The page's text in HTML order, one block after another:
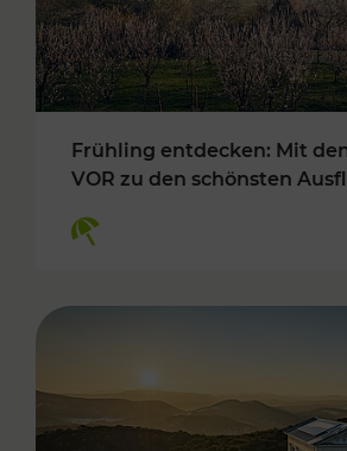
Frühling entdecken: Mit
VOR zu den schönsten